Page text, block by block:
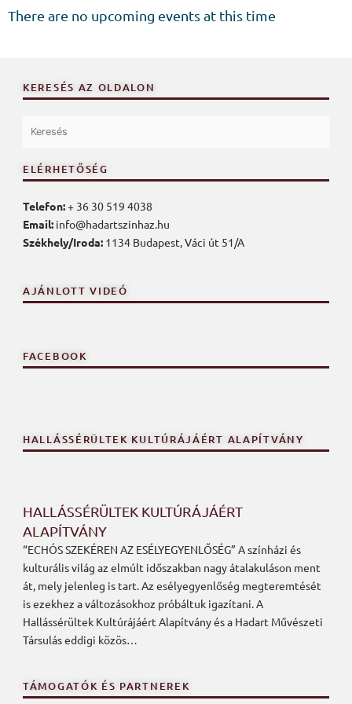
There are no upcoming events at this time
KERESÉS AZ OLDALON
ELÉRHETŐSÉG
Telefon:+ 36 30 519 4038
Email: info@hadartszinhaz.hu
Székhely/Iroda: 1134 Budapest, Váci út 51/A
AJÁNLOTT VIDEÓ
FACEBOOK
HALLÁSSÉRÜLTEK KULTÚRÁJÁÉRT ALAPÍTVÁNY
HALLÁSSÉRÜLTEK KULTÚRÁJÁÉRT
ALAPÍTVÁNY
“ECHÓS SZEKÉREN AZ ESÉLYEGYENLŐSÉG” A színházi és
kulturális világ az elmúlt időszakban nagy átalakuláson ment
át, mely jelenleg is tart. Az esélyegyenlőség megteremtését
is ezekhez a változásokhoz próbáltuk igazítani. A
Hallássérültek Kultúrájáért Alapítvány és a Hadart Művészeti
Társulás eddigi közös…
TÁMOGATÓK ÉS PARTNEREK